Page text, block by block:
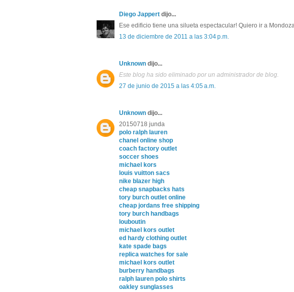
Diego Jappert dijo...
Ese edificio tiene una silueta espectacular! Quiero ir a
13 de diciembre de 2011 a las 3:04 p.m.
Unknown dijo...
Este blog ha sido eliminado por un administrador de blog.
27 de junio de 2015 a las 4:05 a.m.
Unknown dijo...
20150718 junda
polo ralph lauren
chanel online shop
coach factory outlet
soccer shoes
michael kors
louis vuitton sacs
nike blazer high
cheap snapbacks hats
tory burch outlet online
cheap jordans free shipping
tory burch handbags
louboutin
michael kors outlet
ed hardy clothing outlet
kate spade bags
replica watches for sale
michael kors outlet
burberry handbags
ralph lauren polo shirts
oakley sunglasses